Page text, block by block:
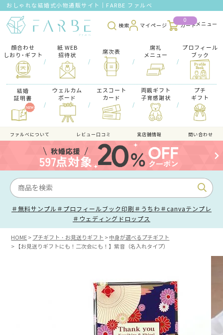
おしゃれな結婚式小物通販サイト｜FARBE ファルベ
検索 マイページ
0
カート
顔合わせ
しおり･ギフト
/
紙 WEB
招待状
/
席次表
/
席礼
メニュー
/
プロフィール
ブック
結婚
証明書
/
ウェルカム
ボード
/
エスコート
カード
/
両親ギフト
子育感謝状
/
プチ
ギフト
ファルべについて レビュー口コミ 実店舗情報 問い合わせ
＃無料サンプル ＃プロフィールブック印刷 ＃うちわ ＃canvaテンプレ
＃ウェディングドロップス
HOME プチギフト・お見送りギフト
中身が選べるプチギフト
【お見送りギフトにも！二次会にも！】紫音（名入れタイプ）